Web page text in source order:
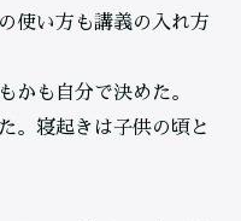
使い方も講義の入れ方
かも自分で決めた。
。寝起きは子供の頃と